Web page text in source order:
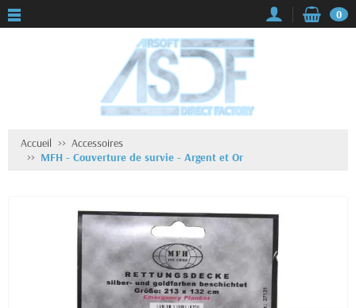
0
Accueil
Accessoires
MFH - Couverture de survie - Argent et Or